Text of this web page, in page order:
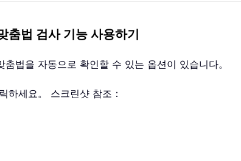
춤법 검사 기능 사용하기
법을 자동으로 확인할 수 있는 옵션이 있습니다。
하세요。 스크린샷 참조：